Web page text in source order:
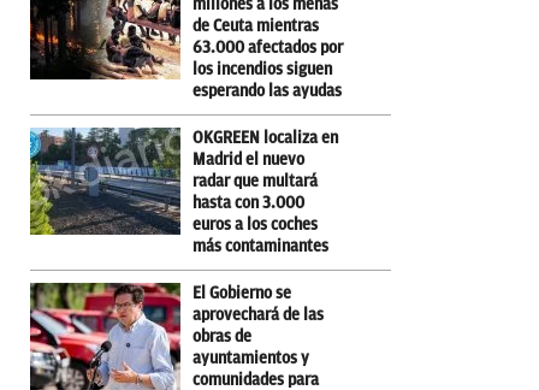
millones a los menas
de Ceuta mientras
63.000 afectados por
los incendios siguen
esperando las ayudas
OKGREEN localiza en
Madrid el nuevo
radar que multará
hasta con 3.000
euros a los coches
más contaminantes
El Gobierno se
aprovechará de las
obras de
ayuntamientos y
comunidades para